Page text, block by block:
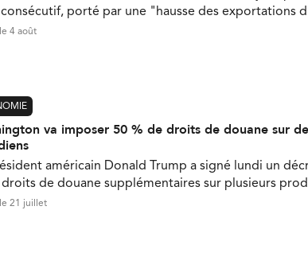
porté par une "hausse des exportations
4 août
va imposer 50 % de droits de douane sur
américain Donald Trump a signé lundi un
droits de douane supplémentaires sur plusieurs
21 juillet